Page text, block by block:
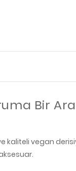
Bir
kaliteli vegan